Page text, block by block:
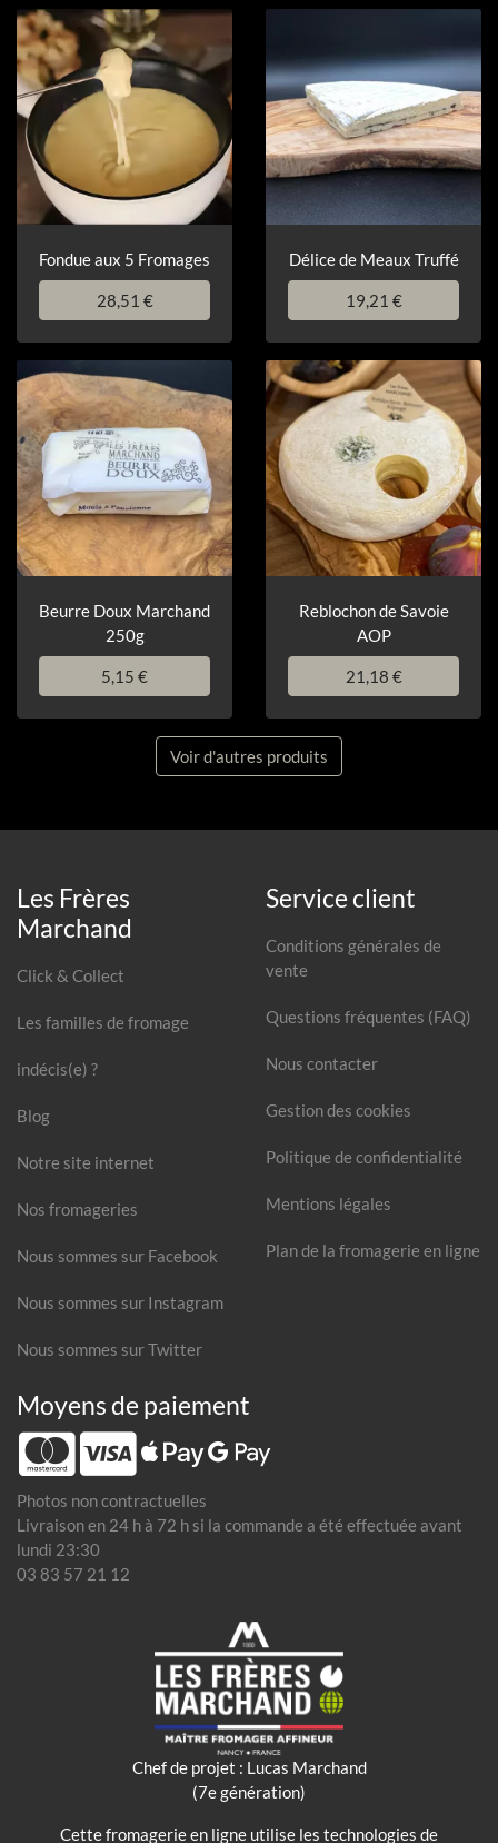
Fondue aux 5 Fromages
28,51 €
Délice de Meaux Truffé
19,21 €
Beurre Doux Marchand
250g
5,15 €
Reblochon de Savoie
AOP
21,18 €
Voir d'autres produits
Les Frères
Marchand
Click & Collect
Les familles de fromage
indécis(e) ?
Blog
Notre site internet
Nos fromageries
Nous sommes sur Facebook
Nous sommes sur Instagram
Nous sommes sur Twitter
Service client
Conditions générales de
vente
Questions fréquentes (FAQ)
Nous contacter
Gestion des cookies
Politique de confidentialité
Mentions légales
Plan de la fromagerie en ligne
Moyens de paiement
Photos non contractuelles
Livraison en 24 h à 72 h si la commande a été effectuée avant
lundi 23:30
03 83 57 21 12
Chef de projet : Lucas Marchand
(7e génération)
Cette fromagerie en ligne utilise les technologies de